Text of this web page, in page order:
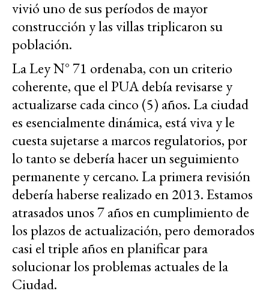
vivió uno de sus períodos de mayor
construcción y las villas triplicaron su
población.
La Ley N° 71 ordenaba, con un criterio
coherente, que el PUA debía revisarse y
actualizarse cada cinco (5) años. La ciudad
es esencialmente dinámica, está viva y le
cuesta sujetarse a marcos regulatorios, por
lo tanto se debería hacer un seguimiento
permanente y cercano. La primera revisión
debería haberse realizado en 2013. Estamos
atrasados unos 7 años en cumplimiento de
los plazos de actualización, pero demorados
casi el triple años en planificar para
solucionar los problemas actuales de la
Ciudad.